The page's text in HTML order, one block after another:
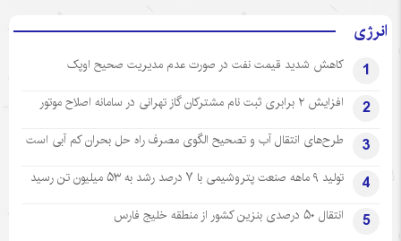
انرژی
1 کاهش شدید قیمت نفت در صورت عدم مدیریت صحیح اوپک
2 افزایش ۲ برابری ثبت نام مشترکان گاز تهرانی‌ در سامانه اصلاح موتور
3 طرح‌های انتقال آب و تصحیح الگوی مصرف راه حل بحران کم آبی است
4 تولید ۹ ماهه صنعت پتروشیمی با ۷ درصد رشد به ۵۳ میلیون تن رسید
5 انتقال ۵۰ درصدی بنزین کشور از منطقه خلیج فارس